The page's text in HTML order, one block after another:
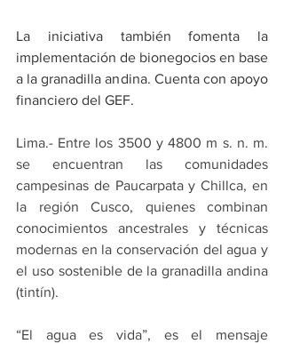
La iniciativa también fomenta la
implementación de bionegocios en base
a la granadilla andina. Cuenta con apoyo
financiero del GEF.
Lima.- Entre los 3500 y 4800 m s. n. m.
se encuentran las comunidades
campesinas de Paucarpata y Chillca, en
la región Cusco, quienes combinan
conocimientos ancestrales y técnicas
modernas en la conservación del agua y
el uso sostenible de la granadilla andina
(tintín).
“El agua es vida”, es el mensaje